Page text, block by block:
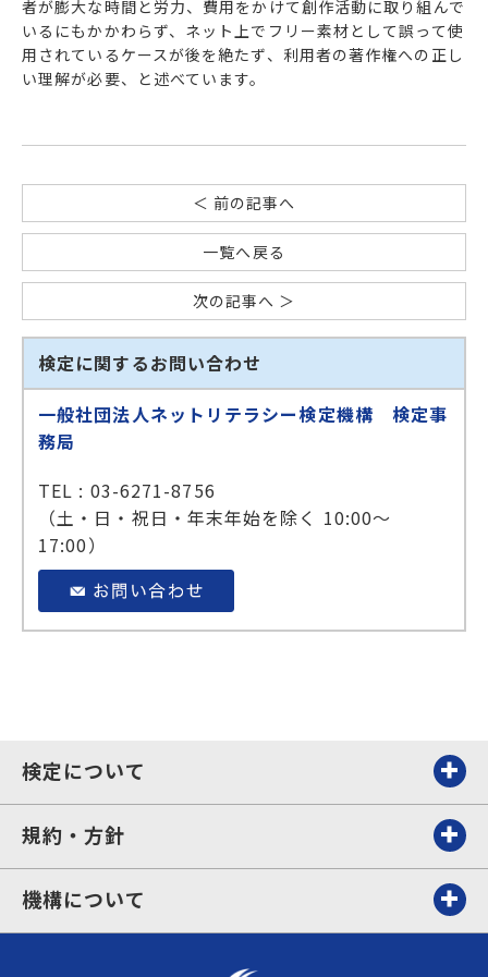
者が膨大な時間と労力、費用をかけて創作活動に取り組んで
いるにもかかわらず、ネット上でフリー素材として誤って使
用されているケースが後を絶たず、利用者の著作権への正し
い理解が必要、と述べています。
＜ 前の記事へ
一覧へ戻る
次の記事へ ＞
検定に関するお問い合わせ
一般社団法人ネットリテラシー検定機構 検定事
務局
TEL : 03-6271-8756
（土・日・祝日・年末年始を除く 10:00～
17:00）
検定について
規約・方針
機構について